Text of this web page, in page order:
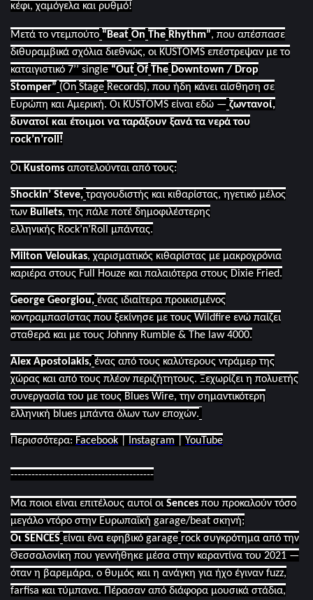
κέφι, χαμόγελα και ρυθμό!
Μετά το ντεμπούτο “ Beat On The Rhythm”, που απέσπασε
διθυραμβικά σχόλια διεθνώς, οι KUSTOMS επέστρεψαν με το
καταιγιστικό 7’’ single “Out Of The Downtown / Drop
Stomper” (On Stage Records), που ήδη κάνει αίσθηση σε
Ευρώπη και Αμερική. Οι KUSTOMS είναι εδώ — ζωντανοί,
δυνατοί και έτοιμοι να ταράξουν ξανά τα νερά του
rock’n’roll !
Oι Kustoms αποτελούνται από τους:
Shockin’ Steve, τραγουδιστής και κιθαρίστας, ηγετικό μέλος
των Bullets, της πάλε ποτέ δημοφιλέστερης
ελληνικής Rock’n’Roll μπάντας.
Milton Veloukas, χαρισματικός κιθαρίστας με μακροχρόνια
καριέρα στους Full Houze και παλαιότερα στους Dixie Fried.
George Georgiou, ένας ιδιαίτερα προικισμένος
κοντραμπασίστας που ξεκίνησε με τους Wildfire ενώ παίζει
σταθερά και με τους Johnny Rumble & The law4000.
Alex Apostolakis, ένας από τους καλύτερους ντράμερ της
χώρας και από τους πλέον περιζήτητους. Ξεχωρίζει η πολυετής
συνεργασία του με τoυς Blues Wire, την σημαντικότερη
ελληνική blues μπάντα όλων των εποχών.
Περισσότερα: Facebook Instagram YouTube
-----------------------------------------
Μα ποιοι είναι επιτέλους αυτοί οι Sences που προκαλούν τόσο
μεγάλο ντόρο στην Ευρωπαϊκή garage/beat σκηνή;
Οι SENCES είναι ένα εφηβικό garage rock συγκρότημα από την
Θεσσαλονίκη που γεννήθηκε μέσα στην καραντίνα του 2021 —
όταν η βαρεμάρα, ο θυμός και η ανάγκη για ήχο έγιναν fuzz,
farfisa και τύμπανα. Πέρασαν από διάφορα μουσικά στάδια,